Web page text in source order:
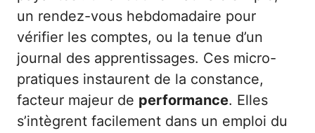
un rendez-vous hebdomadaire pour
vérifier les comptes, ou la tenue d’un
journal des apprentissages. Ces micro-
pratiques instaurent de la constance,
facteur majeur de performance. Elles
s’intègrent facilement dans un emploi du